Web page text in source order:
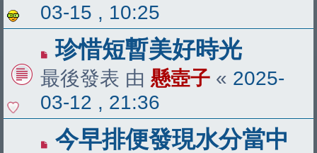
03-15 , 10:25
珍惜短暫美好時光
最後發表 由 懸壺子 « 2025-
03-12 , 21:36
今早排便發現水分當中